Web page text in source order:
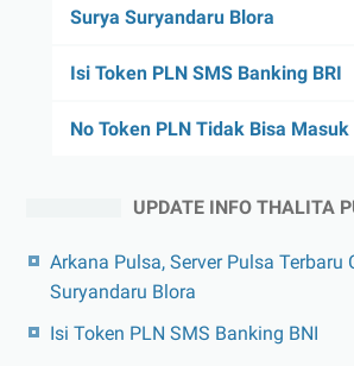
Surya Suryandaru Blora
Isi Token PLN SMS Banking BRI
No Token PLN Tidak Bisa Masuk
UPDATE INFO THALITA
Arkana Pulsa, Server Pulsa Terbaru
Suryandaru Blora
Isi Token PLN SMS Banking BNI